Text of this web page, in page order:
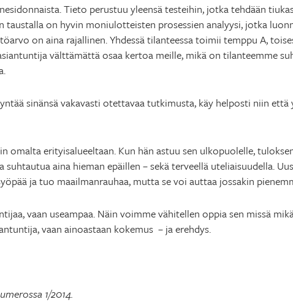
Tieto perustuu yleensä testeihin, jotka tehdään
on hyvin moniulotteisten prosessien analyysi, jotka
on aina rajallinen. Yhdessä tilanteessa toimii temppu A,
välttämättä osaa kertoa meille, mikä on tilanteemme
sinänsä vakavasti otettavaa tutkimusta, käy helposti niin
erityisalueeltaan. Kun hän astuu sen ulkopuolelle,
suhtautua aina hieman epäillen – sekä terveellä uteliaisuudella.
ja tuo maailmanrauhaa, mutta se voi auttaa jossakin
vaan useampaa. Näin voimme vähitellen oppia sen missä
vaan ainoastaan kokemus ­ – ja erehdys.
1/2014.